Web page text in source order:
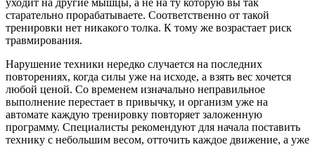
уходит на другие мышцы, а не на ту которую вы так
старательно прорабатываете. Соответственно от такой
тренировки нет никакого толка. К тому же возрастает риск
травмирования.
Нарушение техники нередко случается на последних
повторениях, когда силы уже на исходе, а взять вес хочется
любой ценой. Со временем изначально неправильное
выполнение перестает в привычку, и организм уже на
автомате каждую тренировку повторяет заложенную
программу. Специалисты рекомендуют для начала поставить
технику с небольшим весом, отточить каждое движение, а уже